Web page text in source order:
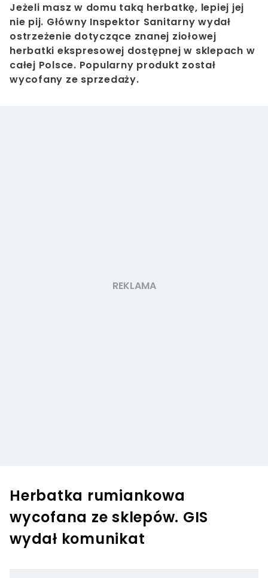
Jeżeli masz w domu taką herbatkę, lepiej jej
nie pij. Główny Inspektor Sanitarny wydał
ostrzeżenie dotyczące znanej ziołowej
herbatki ekspresowej dostępnej w sklepach w
całej Polsce. Popularny produkt został
wycofany ze sprzedaży.
Herbatka rumiankowa
wycofana ze sklepów. GIS
wydał komunikat